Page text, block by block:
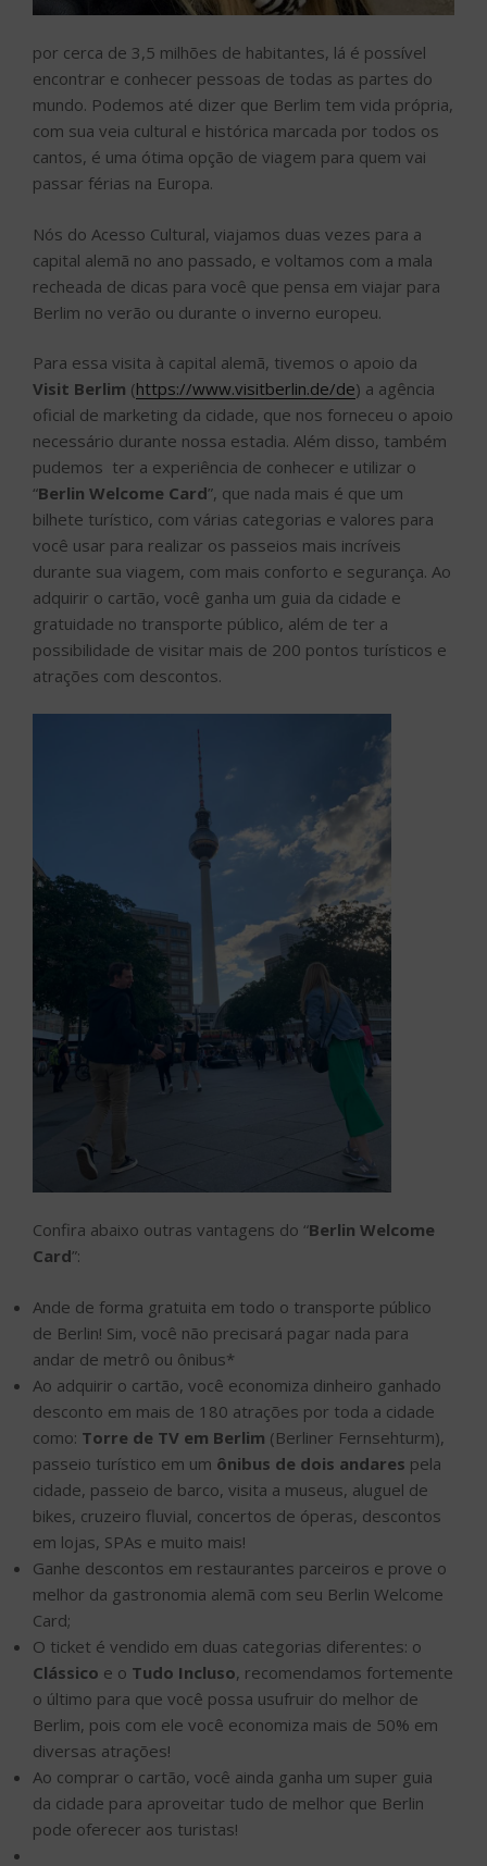
por cerca de 3,5 milhões de habitantes, lá é possível
encontrar e conhecer pessoas de todas as partes do
mundo. Podemos até dizer que Berlim tem vida própria,
com sua veia cultural e histórica marcada por todos os
cantos, é uma ótima opção de viagem para quem vai
passar férias na Europa.
Nós do Acesso Cultural, viajamos duas vezes para a
capital alemã no ano passado, e voltamos com a mala
recheada de dicas para você que pensa em viajar para
Berlim no verão ou durante o inverno europeu.
Para essa visita à capital alemã, tivemos o apoio da
Visit Berlim (https://www.visitberlin.de/de) a agência
oficial de marketing da cidade, que nos forneceu o apoio
necessário durante nossa estadia. Além disso, também
pudemos ter a experiência de conhecer e utilizar o
“Berlin Welcome Card”, que nada mais é que um
bilhete turístico, com várias categorias e valores para
você usar para realizar os passeios mais incríveis
durante sua viagem, com mais conforto e segurança. Ao
adquirir o cartão, você ganha um guia da cidade e
gratuidade no transporte público, além de ter a
possibilidade de visitar mais de 200 pontos turísticos e
atrações com descontos.
Confira abaixo outras vantagens do “Berlin Welcome
Card”:
Ande de forma gratuita em todo o transporte público
de Berlin! Sim, você não precisará pagar nada para
andar de metrô ou ônibus*
Ao adquirir o cartão, você economiza dinheiro ganhado
desconto em mais de 180 atrações por toda a cidade
como: Torre de TV em Berlim (Berliner Fernsehturm),
passeio turístico em um ônibus de dois andares pela
cidade, passeio de barco, visita a museus, aluguel de
bikes, cruzeiro fluvial, concertos de óperas, descontos
em lojas, SPAs e muito mais!
Ganhe descontos em restaurantes parceiros e prove o
melhor da gastronomia alemã com seu Berlin Welcome
Card;
O ticket é vendido em duas categorias diferentes: o
Clássico e o Tudo Incluso, recomendamos fortemente
o último para que você possa usufruir do melhor de
Berlim, pois com ele você economiza mais de 50% em
diversas atrações!
Ao comprar o cartão, você ainda ganha um super guia
da cidade para aproveitar tudo de melhor que Berlin
pode oferecer aos turistas!